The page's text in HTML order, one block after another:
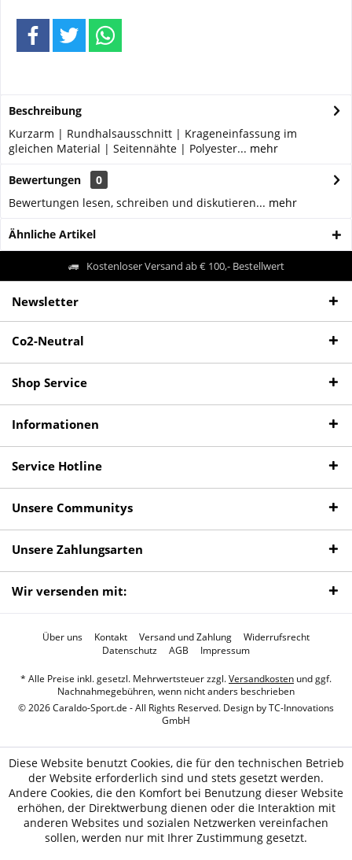
Beschreibung
Kurzarm | Rundhalsausschnitt | Krageneinfassung im
gleichen Material | Seitennähte | Polyester... mehr
Bewertungen
0
Bewertungen lesen, schreiben und diskutieren... mehr
Ähnliche Artikel
Kostenloser Versand ab € 100,- Bestellwert
Newsletter
Co2-Neutral
Shop Service
Informationen
Service Hotline
Unsere Communitys
Unsere Zahlungsarten
Wir versenden mit:
Über uns Kontakt Versand und Zahlung
Widerrufsrecht
Datenschutz
AGB Impressum
* Alle Preise inkl. gesetzl. Mehrwertsteuer zzgl.Versandkosten und ggf.
Nachnahmegebühren, wenn nicht anders beschrieben
© 2026 Caraldo-Sport.de - All Rights Reserved. Design byTC-Innovations
GmbH
Diese Website benutzt Cookies, die für den technischen Betrieb
der Website erforderlich sind und stets gesetzt werden.
Andere Cookies, die den Komfort bei Benutzung dieser Website
erhöhen, der Direktwerbung dienen oder die Interaktion mit
anderen Websites und sozialen Netzwerken vereinfachen
sollen, werden nur mit Ihrer Zustimmung gesetzt.